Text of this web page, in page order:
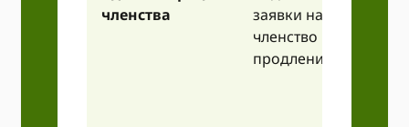
членства
заявки на
членство и
продления